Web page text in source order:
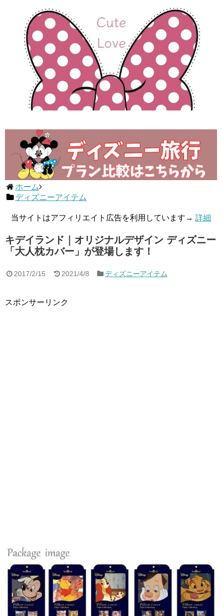
ホーム
ディズニーアイテム
当サイトはアフィリエイト広告を利用しています→ 詳細
キデイランド｜オリジナルデザイン ディズニー
「大人枕カバー」が登場します！
2017/2/15 2021/4/8 ディズニーアイテム
スポンサーリンク